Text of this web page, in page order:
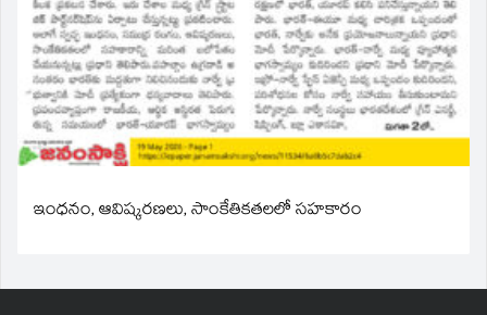
ఇంధనం, ఆవిష్కరణలు, సాంకేతికతలలో సహకారం